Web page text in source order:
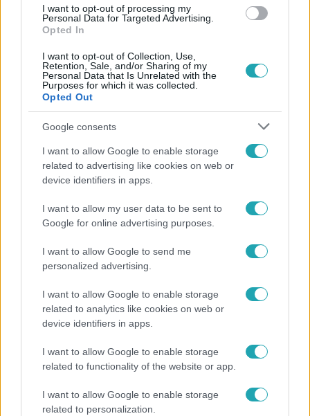
I want to opt-out of processing my
Personal Data for Targeted Advertising.
Opted In
I want to opt-out of Collection, Use,
Retention, Sale, and/or Sharing of my
Personal Data that Is Unrelated with the
Purposes for which it was collected.
Opted Out
Google consents
I want to allow Google to enable storage
related to advertising like cookies on web or
device identifiers in apps.
I want to allow my user data to be sent to
Google for online advertising purposes.
I want to allow Google to send me
personalized advertising.
I want to allow Google to enable storage
related to analytics like cookies on web or
device identifiers in apps.
I want to allow Google to enable storage
related to functionality of the website or app.
I want to allow Google to enable storage
related to personalization.
Népszerű
Kultúra
Tusupról: A medencében minden működött